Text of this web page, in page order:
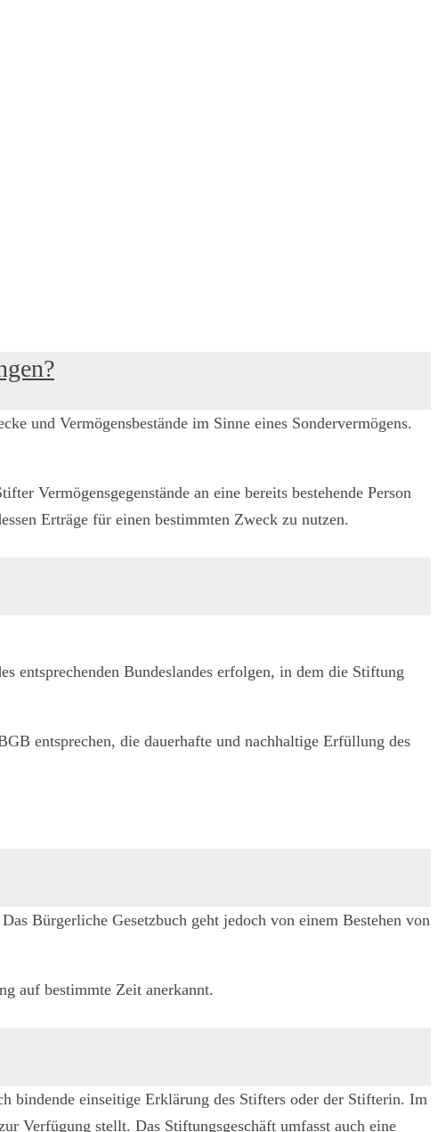
und Vermögensbestände im Sinne eines Sondervermögens.
Vermögensgegenstände an eine bereits bestehende Person
Erträge für einen bestimmten Zweck zu nutzen.
entsprechenden Bundeslandes erfolgen, in dem die Stiftung
entsprechen, die dauerhafte und nachhaltige Erfüllung des
Bürgerliche Gesetzbuch geht jedoch von einem Bestehen von
auf bestimmte Zeit anerkannt.
bindende einseitige Erklärung des Stifters oder der Stifterin. Im
Verfügung stellt. Das Stiftungsgeschäft umfasst auch eine